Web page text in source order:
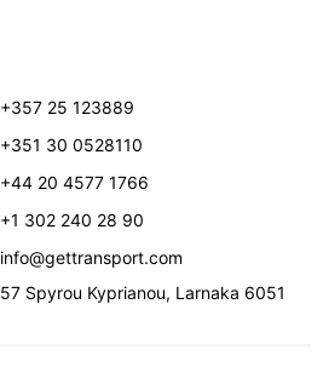
+357 25 123889
+351 30 0528110
+44 20 4577 1766
+1 302 240 28 90
info@gettransport.com
57 Spyrou Kyprianou, Larnaka 6051